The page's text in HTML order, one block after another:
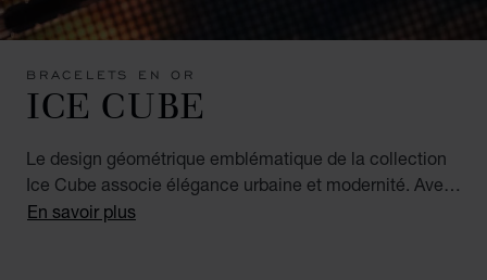
BRACELETS EN OR
ICE CUBE
Le design géométrique emblématique de la collection
Ice Cube associe élégance urbaine et modernité. Avec
leurs facettes carrées méticuleusement façonnées en
En savoir plus